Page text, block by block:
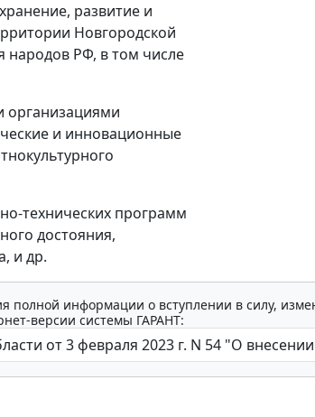
развитие и
Новгородской
народов РФ, в том числе
организациями
и инновационные
технических программ
достояния,
и др.
полной информации о вступлении в силу,
версии системы ГАРАНТ: